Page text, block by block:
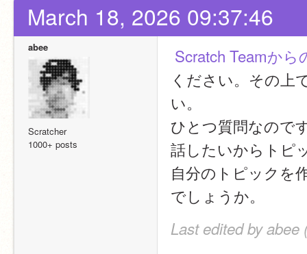
March 18, 2026 09:37:46
abee
Scratcher
1000+ posts
Scratch Teamから
ください。その上
い。
ひとつ質問なので
話したいからトピ
自分のトピックを
でしょうか。
Last edited by abee